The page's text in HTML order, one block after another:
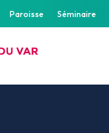
Paroisse Séminaire